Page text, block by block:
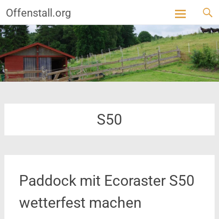
Offenstall.org
Skip
to
content
S50
Paddock mit Ecoraster S50
wetterfest machen